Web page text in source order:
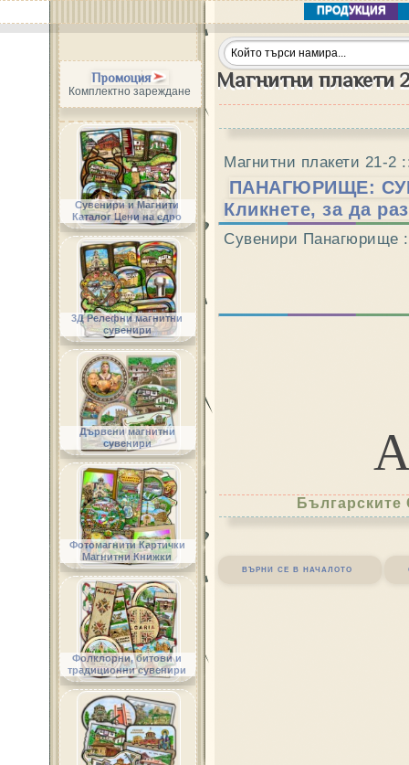
ПРОДУКЦИЯ
Магнитни плакети
Магнитни плакети 21-
ПАНАГЮРИЩЕ:
Кликнете, за да
Сувенири Панагюрище
върни се в началото
Промоция
Комплектно зареждане
Сувенири и Магнити
Каталог Цени на едро
3Д Релефни магнитни
сувенири
Дървени магнитни
сувенири
Фотомагнити Картички
Магнитни Книжки
Фолклорни, битови и
традиционни сувенири